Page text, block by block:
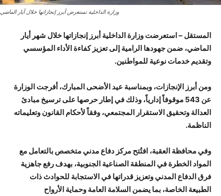
وزارة الداخلية تستعرض أبرز إنجازاتها خلال أيار الماضي
المستقل – استعرضت وزارة الداخلية أبرز إنجازاتها خلال شهر أيار
الماضي، ضمن جهودها الرامية إلى تعزيز كفاءة الأداء المؤسسي
وتقديم خدمات نوعية للمواطنين.
ومن أبرز الإنجازات، وبمناسبة عيد الأضحى المبارك، أفرجت الوزارة
عن 543 موقوفاً إدارياً، وذلك في إطار حرصها على ترسيخ مبادئ
العدالة وتحقيق الاستقرار المجتمعي، وفقاً لأحكام القانون وتعليماته
الناظمة.
وفي محافظة العقبة، افتُتح مركز دفاع مدني متخصص بالتعامل مع
المواد الخطرة في المنطقة الصناعية الجنوبية، بهدف رفع جاهزية
فرق الدفاع المدني وتعزيز قدراتها في الاستجابة للحوادث ذات
الطبيعة الخاصة، بما يضمن السلامة العامة وحماية الأرواح